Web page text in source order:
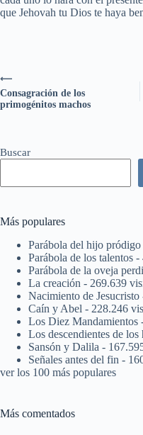
que Jehovah tu Dios te haya
⟵
Consagración de los
primogénitos machos
Buscar
Más populares
Parábola del hijo pródigo
Parábola de los talentos -
Parábola de la oveja
La creación - 269.639
Nacimiento de Jesucristo
Caín y Abel - 228.246
Los Diez Mandamientos
Los descendientes de
Sansón y Dalila -
Señales antes del fin -
ver los 100 más populares
Más comentados